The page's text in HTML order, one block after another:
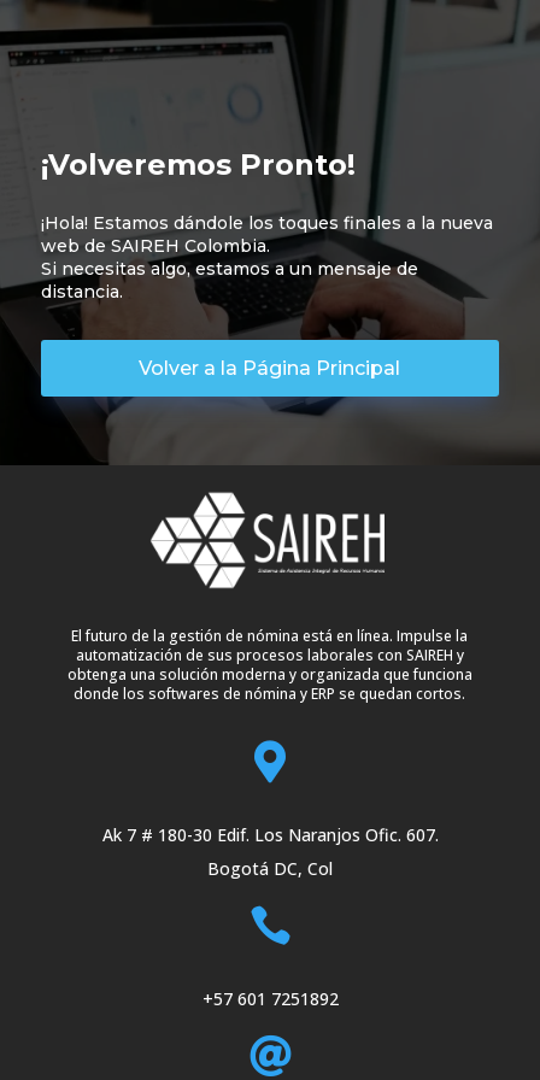
¡Volveremos Pronto!
¡Hola! Estamos dándole los toques finales a la nueva
web de SAIREH Colombia.
Si necesitas algo, estamos a un mensaje de
distancia.
Volver a la Página Principal
El futuro de la gestión de nómina está en línea. Impulse la
automatización de sus procesos laborales con SAIREH y
obtenga una solución moderna y organizada que funciona
donde los softwares de nómina y ERP se quedan cortos.

Ak 7 # 180-30 Edif. Los Naranjos Ofic. 607.
Bogotá DC, Col

+57 601 7251892
